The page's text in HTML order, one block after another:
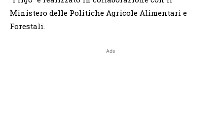
Ministero delle Politiche Agricole Alimentari e
Forestali.
Ads